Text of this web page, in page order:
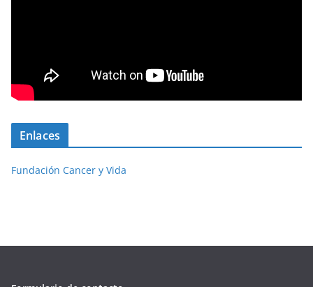
Enlaces
Fundación Cancer y Vida